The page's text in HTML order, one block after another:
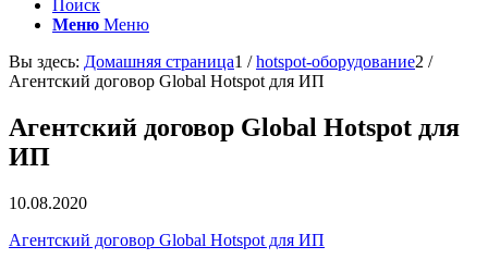
Поиск
Меню Меню
Вы здесь: Домашняя страница1 / hotspot-оборудование2 /
Агентский договор Global Hotspot для ИП
Агентский договор Global Hotspot для
ИП
10.08.2020
Агентский договор Global Hotspot для ИП